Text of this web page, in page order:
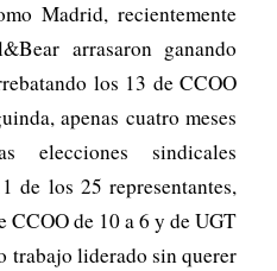
Madrid, recientemente
arrasaron ganando
los 13 de CCOO
apenas cuatro meses
elecciones sindicales
los 25 representantes,
CCOO de 10 a 6 y de UGT
trabajo liderado sin querer